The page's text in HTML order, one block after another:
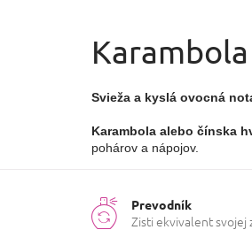
Karambola
Svieža a kyslá ovocná
Karambola alebo čínska
pohárov a nápojov.
Prevodník
Zisti ekvivalent svojej